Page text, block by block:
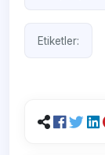
Etiketler: